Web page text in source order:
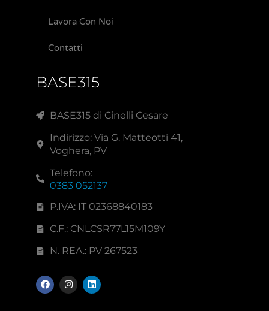
Lavora Con Noi
Contatti
BASE315
BASE315 di Cinelli Cesare
Indirizzo: Via G. Matteotti 41,
Voghera, PV
Telefono:
0383 052137
P.IVA: IT 02368840183
C.F.: CNLCSR77L15M109Y
N. REA.: PV 267523